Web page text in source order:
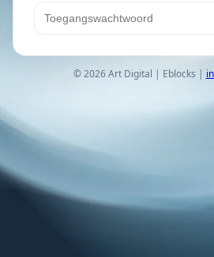
© 2026 Art Digital | Eblocks |